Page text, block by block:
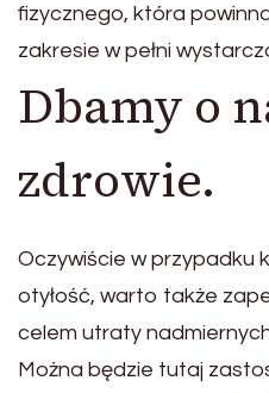
fizycznego, która
zakresie w pełni
Dbamy o
zdrowie.
Oczywiście w przypadku
otyłość, warto także
celem utraty
Można będzie tutaj